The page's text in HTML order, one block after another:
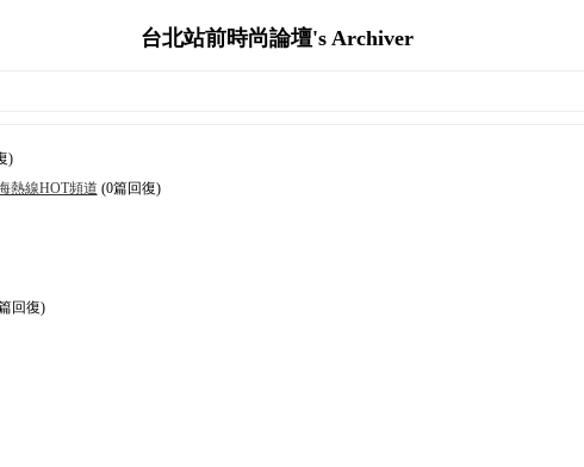
台北站前時尚論壇's Archiver
)
熱線HOT頻道 (0篇回復)
回復)